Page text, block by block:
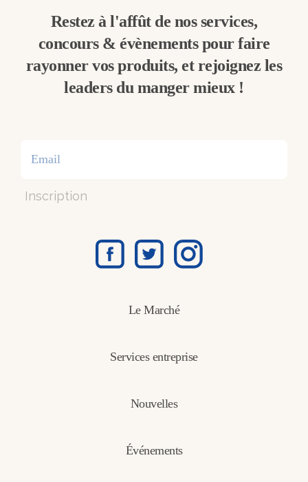
Restez à l'affût de nos services,
concours & évènements pour faire
rayonner vos produits, et rejoignez les
leaders du manger mieux !
Inscription
Le Marché
Services entreprise
Nouvelles
Événements